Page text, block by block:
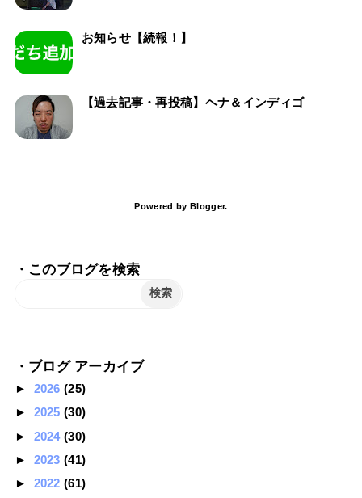
お知らせ【続報！】
【過去記事・再投稿】ヘナ＆インディゴ
Powered by Blogger.
・このブログを検索
・ブログ アーカイブ
► 2026(25)
► 2025(30)
► 2024(30)
► 2023(41)
► 2022(61)